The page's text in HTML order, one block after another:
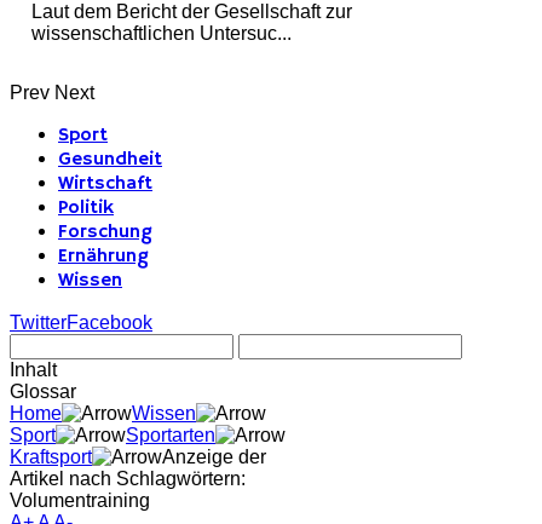
Laut dem Bericht der Gesellschaft zur
wissenschaftlichen Untersuc...
Prev Next
Sport
Gesundheit
Wirtschaft
Politik
Forschung
Ernährung
Wissen
TwitterFacebook
Inhalt
Glossar
Home
Wissen
Sport
Sportarten
Kraftsport
Anzeige der
Artikel nach Schlagwörtern:
Volumentraining